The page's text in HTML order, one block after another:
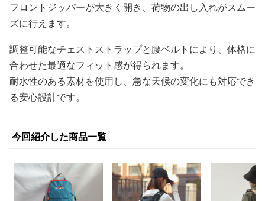
フロントジッパーが大きく開き、荷物の出し入れがスムー
ズに行えます。
調整可能なチェストストラップと腰ベルトにより、体格に
合わせた最適なフィット感が得られます。
耐水性のある素材を使用し、急な天候の変化にも対応でき
る安心設計です。
今回紹介した商品一覧